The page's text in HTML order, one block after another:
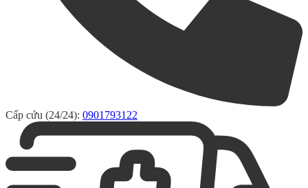
Cấp cứu (24/24): 0901793122